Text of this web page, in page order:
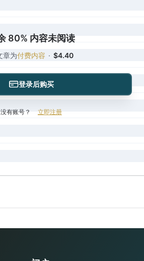
80% 内容未阅读
章为付费内容 · $4.40
登录后购买
没有账号？ 立即注册